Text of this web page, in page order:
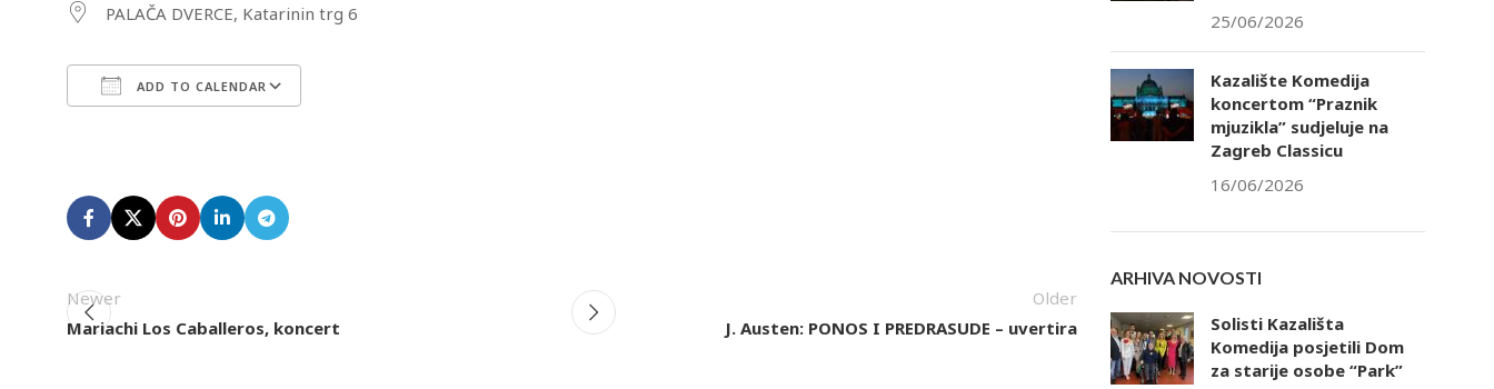
PALAČA DVERCE, Katarinin trg 6
ADD TO CALENDAR
Newer
Mariachi Los Caballeros, koncert
Older
J. Austen: PONOS I PREDRASUDE – uvertira
25/06/2026
Kazalište Komedija
koncertom “Praznik
mjuzikla” sudjeluje na
Zagreb Classicu
16/06/2026
ARHIVA NOVOSTI
Solisti Kazališta
Komedija posjetili Dom
za starije osobe “Park”